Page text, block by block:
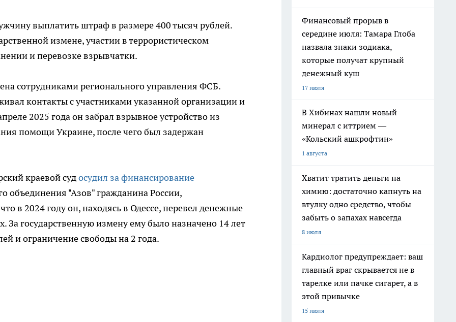
выплатить штраф в размере 400 тысяч рублей.
измене, участии в террористическом
и перевозке взрывчатки.
сотрудниками регионального управления ФСБ.
контакты с участниками указанной организации и
2025 года он забрал взрывное устройство из
помощи Украине, после чего был задержан
краевой судосудил за финансирование
объединения "Азов" гражданина России,
в 2024 году он, находясь в Одессе, перевел денежные
За государственную измену ему было назначено 14 лет
и ограничение свободы на 2 года.
Финансовый прорыв в
середине июля: Тамара Глоба
назвала знаки зодиака,
которые получат крупный
денежный куш
17 июля
В Хибинах нашли новый
минерал с иттрием —
«Кольский ашкрофтин»
1 августа
Хватит тратить деньги на
химию: достаточно капнуть на
втулку одно средство, чтобы
забыть о запахах навсегда
8 июля
Кардиолог предупреждает: ваш
главный враг скрывается не в
тарелке или пачке сигарет, а в
этой привычке
15 июля